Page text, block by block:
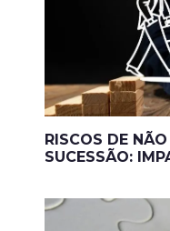
RISCOS DE
SUCESSÃO: